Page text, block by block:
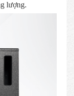
lượng.